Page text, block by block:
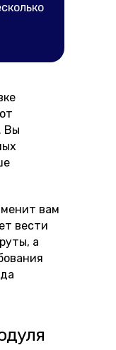
Вы
вам
вести
а